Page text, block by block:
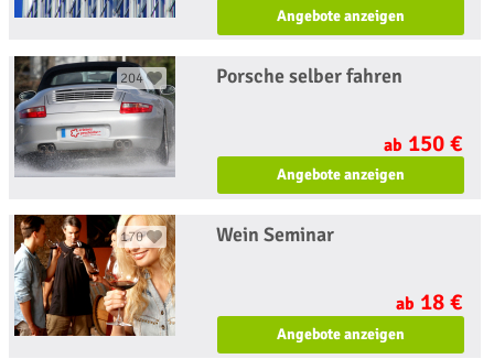
Angebote anzeigen
204 Porsche selber fahren
ab 150 €
Angebote anzeigen
170 Wein Seminar
ab 18 €
Angebote anzeigen